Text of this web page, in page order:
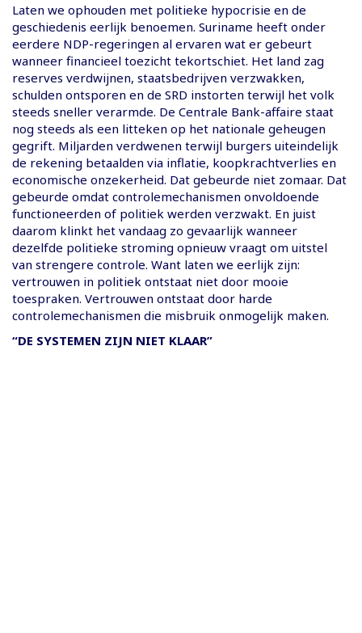
Laten we ophouden met politieke hypocrisie en de
geschiedenis eerlijk benoemen. Suriname heeft onder
eerdere NDP-regeringen al ervaren wat er gebeurt
wanneer financieel toezicht tekortschiet. Het land zag
reserves verdwijnen, staatsbedrijven verzwakken,
schulden ontsporen en de SRD instorten terwijl het volk
steeds sneller verarmde. De Centrale Bank-affaire staat
nog steeds als een litteken op het nationale geheugen
gegrift. Miljarden verdwenen terwijl burgers uiteindelijk
de rekening betaalden via inflatie, koopkrachtverlies en
economische onzekerheid. Dat gebeurde niet zomaar. Dat
gebeurde omdat controlemechanismen onvoldoende
functioneerden of politiek werden verzwakt. En juist
daarom klinkt het vandaag zo gevaarlijk wanneer
dezelfde politieke stroming opnieuw vraagt om uitstel
van strengere controle. Want laten we eerlijk zijn:
vertrouwen in politiek ontstaat niet door mooie
toespraken. Vertrouwen ontstaat door harde
controlemechanismen die misbruik onmogelijk maken.
“DE SYSTEMEN ZIJN NIET KLAAR”